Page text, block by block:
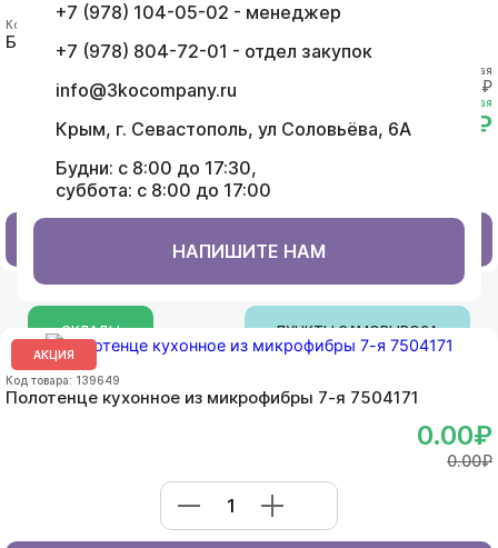
+7 (978) 104-05-02 - менеджер
+7 (978) 804-72-01 - отдел закупок
info@3kocompany.ru
Крым, г. Севастополь, ул Соловьёва, 6А
Будни: с 8:00 до 17:30,
суббота: с 8:00 до 17:00
НАПИШИТЕ НАМ
СКЛАДЫ ПУНКТЫ САМОВЫВОЗА
Код товара: 113310
Боксеры мужские TW 144550 (р. L-3XL)
Оптовая
152.00₽
Розничная
284.00₽
В КОРЗИНУ
АКЦИЯ
Код товара: 139649
Полотенце кухонное из микрофибры 7-я 7504171
0.00₽
0.00₽